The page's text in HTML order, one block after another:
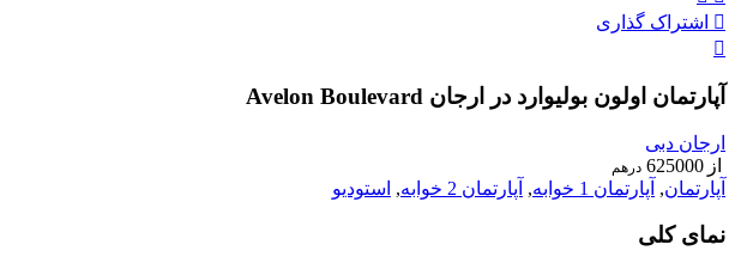
اشتراک گذاری
آپارتمان اولون بولیوارد در ارجان Avelon Boulevard
ارجان دبی
از 625000 درهم
آپارتمان, آپارتمان 1 خوابه , آپارتمان 2 خوابه , استودیو
نمای کلی